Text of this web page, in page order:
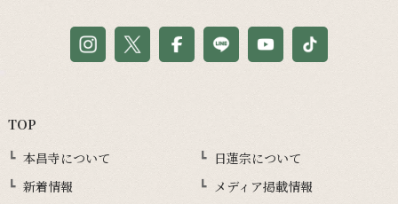
TOP
本昌寺について
日蓮宗について
新着情報
メディア掲載情報